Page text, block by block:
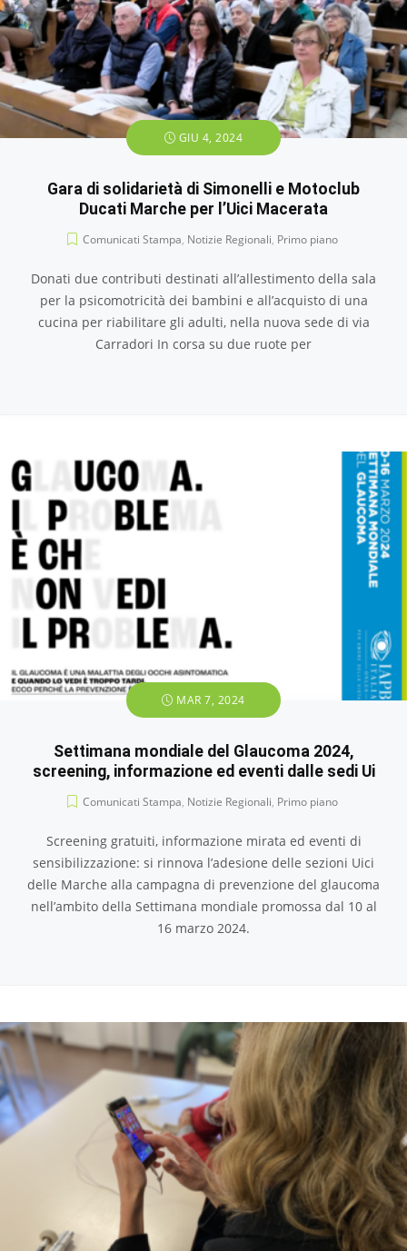
GIU 4, 2024
Gara di solidarietà di Simonelli e Motoclub
Ducati Marche per l’Uici Macerata
Comunicati Stampa, Notizie Regionali, Primo piano
Donati due contributi destinati all’allestimento della sala
per la psicomotricità dei bambini e all’acquisto di una
cucina per riabilitare gli adulti, nella nuova sede di via
Carradori In corsa su due ruote per
MAR 7, 2024
Settimana mondiale del Glaucoma 2024,
screening, informazione ed eventi dalle sedi Ui
Comunicati Stampa, Notizie Regionali, Primo piano
Screening gratuiti, informazione mirata ed eventi di
sensibilizzazione: si rinnova l’adesione delle sezioni Uici
delle Marche alla campagna di prevenzione del glaucoma
nell’ambito della Settimana mondiale promossa dal 10 al
16 marzo 2024.